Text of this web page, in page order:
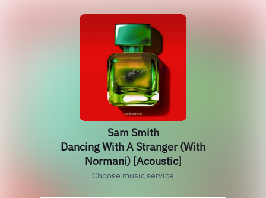
Sam Smith
Dancing With A Stranger (With
Normani) [Acoustic]
Choose music service